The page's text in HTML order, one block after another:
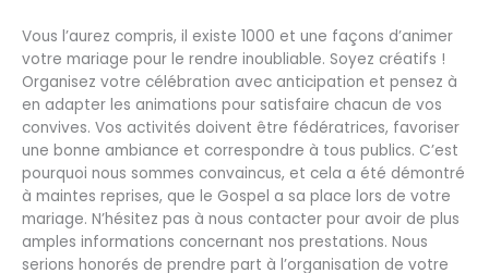
Vous l’aurez compris, il existe 1000 et une façons d’animer
votre mariage pour le rendre inoubliable. Soyez créatifs !
Organisez votre célébration avec anticipation et pensez à
en adapter les animations pour satisfaire chacun de vos
convives. Vos activités doivent être fédératrices, favoriser
une bonne ambiance et correspondre à tous publics. C’est
pourquoi nous sommes convaincus, et cela a été démontré
à maintes reprises, que le Gospel a sa place lors de votre
mariage. N’hésitez pas à nous contacter pour avoir de plus
amples informations concernant nos prestations. Nous
serions honorés de prendre part à l’organisation de votre